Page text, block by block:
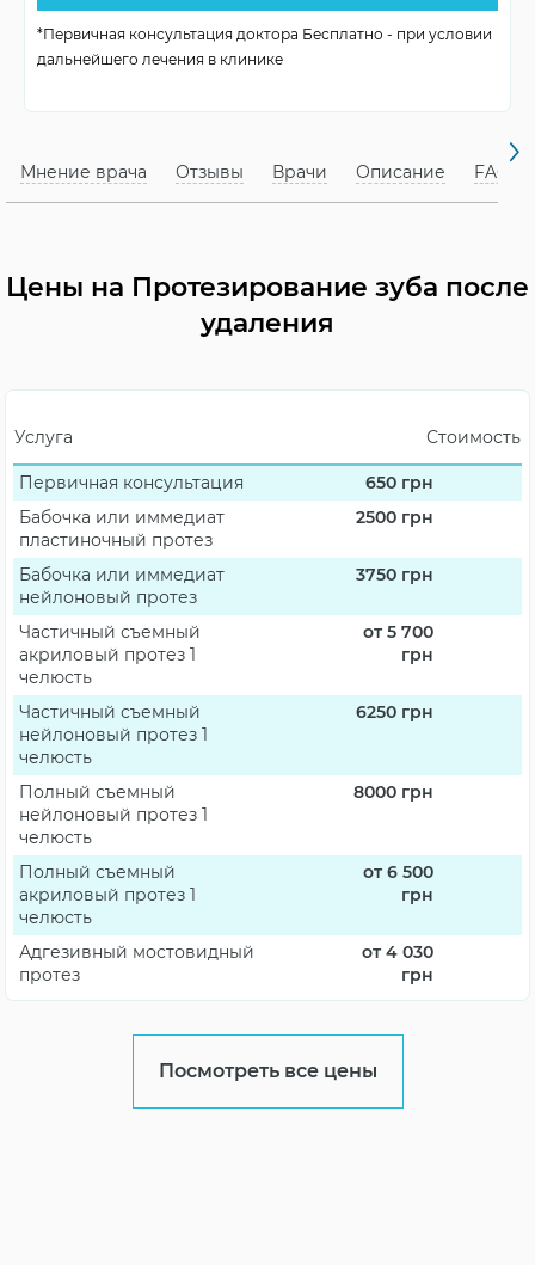
имплантации
протезы
*Первичная консультация доктора Бесплатно - при условии
дальнейшего лечения в клинике
Мнение врача Отзывы Врачи Описание FAQ
Цены на Протезирование зуба после
удаления
Услуга Стоимость
Первичная консультация 650 грн
Бабочка или иммедиат
пластиночный протез
2500 грн
Бабочка или иммедиат
нейлоновый протез
3750 грн
Частичный съемный
акриловый протез 1
челюсть
от 5 700
грн
Частичный съемный
нейлоновый протез 1
челюсть
6250 грн
Полный съемный
нейлоновый протез 1
челюсть
8000 грн
Полный съемный
акриловый протез 1
челюсть
от 6 500
грн
Адгезивный мостовидный
протез
от 4 030
грн
Посмотреть все цены